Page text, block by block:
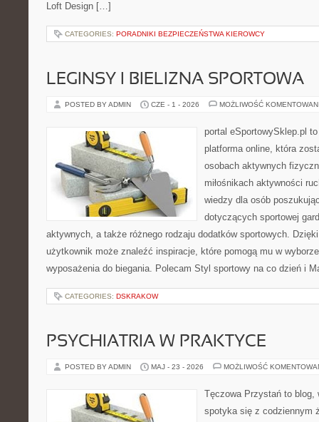
Loft Design […]
CATEGORIES: PORADNIKI BEZPIECZEŃSTWA KIEROWCY
LEGINSY I BIELIZNA SPORTOWA
POSTED BY ADMIN CZE - 1 - 2026 MOŻLIWOŚĆ
portal eSportowySklep.pl
platforma online, która
osobach aktywnych
miłośnikach aktywności
wiedzy dla osób
dotyczących sportowej
aktywnych, a także różnego rodzaju dodatków sportowych.
użytkownik może znaleźć inspiracje, które pomogą mu w
wyposażenia do biegania. Polecam Styl sportowy na co dzień i
CATEGORIES: DSKRAKOW
PSYCHIATRIA W PRAKTYCE
POSTED BY ADMIN MAJ - 23 - 2026 MOŻLIWOŚĆ
Tęczowa Przystań to blog,
spotyka się z codziennym